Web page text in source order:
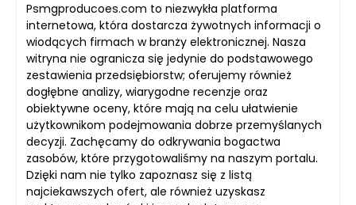
Psmgproducoes.com to niezwykła platforma
internetowa, która dostarcza żywotnych informacji o
wiodących firmach w branży elektronicznej. Nasza
witryna nie ogranicza się jedynie do podstawowego
zestawienia przedsiębiorstw; oferujemy również
dogłębne analizy, wiarygodne recenzje oraz
obiektywne oceny, które mają na celu ułatwienie
użytkownikom podejmowania dobrze przemyślanych
decyzji. Zachęcamy do odkrywania bogactwa
zasobów, które przygotowaliśmy na naszym portalu.
Dzięki nam nie tylko zapoznasz się z listą
najciekawszych ofert, ale również uzyskasz